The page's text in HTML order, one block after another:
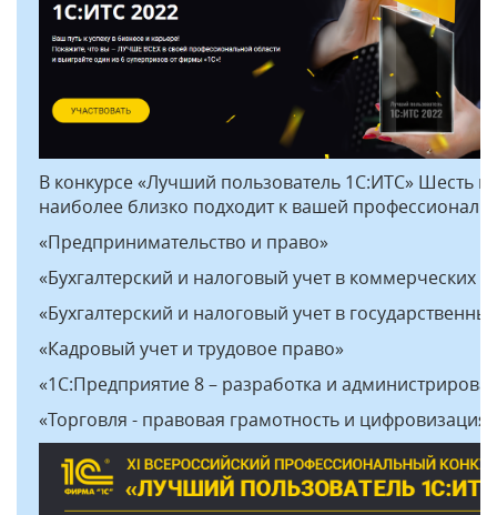
В конкурсе «Лучший пользователь 1С:ИТС» Шесть
наиболее близко подходит к вашей
«Предпринимательство и право»
«Бухгалтерский и налоговый учет в коммерческих
«Бухгалтерский и налоговый учет в
«Кадровый учет и трудовое право»
«1С:Предприятие 8 – разработка и
«Торговля - правовая грамотность и цифровизация